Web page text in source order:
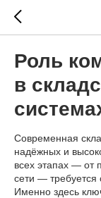
Роль
в
Современная
надёжных и
всех этапах — от
сети — требуется
Именно здесь